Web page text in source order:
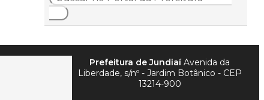
Prefeitura de JundiaíAvenida da
Liberdade, s/nº - Jardim Botânico - CEP
13214-900